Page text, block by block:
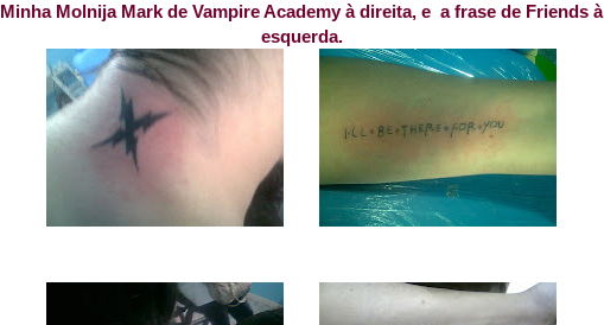
Minha Molnija Mark de Vampire Academy à direita, e a frase de Friends à
esquerda.